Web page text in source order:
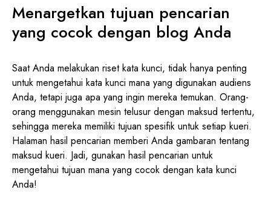
Menargetkan tujuan pencarian
yang cocok dengan blog Anda
Saat Anda melakukan riset kata kunci, tidak hanya penting
untuk mengetahui kata kunci mana yang digunakan audiens
Anda, tetapi juga apa yang ingin mereka temukan. Orang-
orang menggunakan mesin telusur dengan maksud tertentu,
sehingga mereka memiliki tujuan spesifik untuk setiap kueri.
Halaman hasil pencarian memberi Anda gambaran tentang
maksud kueri. Jadi, gunakan hasil pencarian untuk
mengetahui tujuan mana yang cocok dengan kata kunci
Anda!